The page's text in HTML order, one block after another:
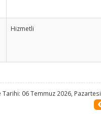
Hizmetli
Tarihi: 06 Temmuz 2026, Pazartesi